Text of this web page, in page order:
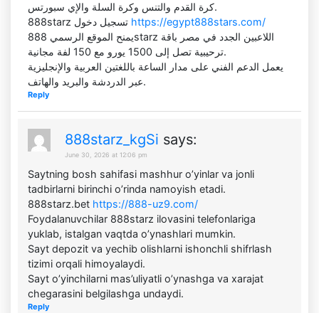
كرة القدم والتنس وكرة السلة والإي سبورتس.
https://egypt888stars.com/
يمنح الموقع الرسمي 888starz اللاعبين الجدد في مصر باقة
ترحيبية تصل إلى 1500 يورو مع 150 لفة مجانية.
يعمل الدعم الفني على مدار الساعة باللغتين العربية والإنجليزية
عبر الدردشة والبريد والهاتف.
Reply
888starz_kgSi says:
June 30, 2026 at 12:06 pm
Saytning bosh sahifasi mashhur o’yinlar va jonli
tadbirlarni birinchi o’rinda namoyish etadi.
888starz.bet https://888-uz9.com/
Foydalanuvchilar 888starz ilovasini telefonlariga
yuklab, istalgan vaqtda o’ynashlari mumkin.
Sayt depozit va yechib olishlarni ishonchli shifrlash
tizimi orqali himoyalaydi.
Sayt o’yinchilarni mas’uliyatli o’ynashga va xarajat
chegarasini belgilashga undaydi.
Reply